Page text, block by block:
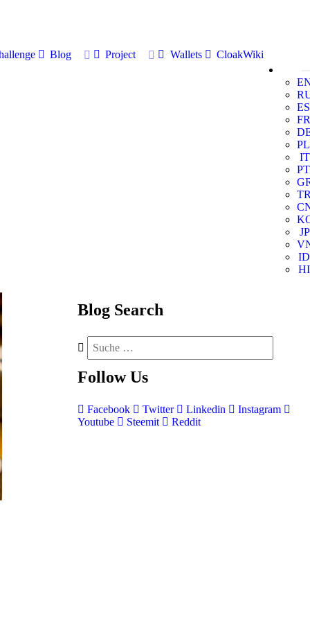
Blog Project Wallets
CloakWiki
ES
FR
PL
IT
PT
JP
ID
HI
Blog Search
Follow Us
Facebook Twitter Linkedin
Instagram
Youtube
Steemit Reddit